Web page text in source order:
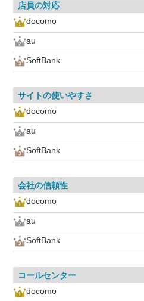
店員の対応
docomo
au
SoftBank
サイトの使いやすさ
docomo
au
SoftBank
会社の信頼性
docomo
au
SoftBank
コールセンター
docomo